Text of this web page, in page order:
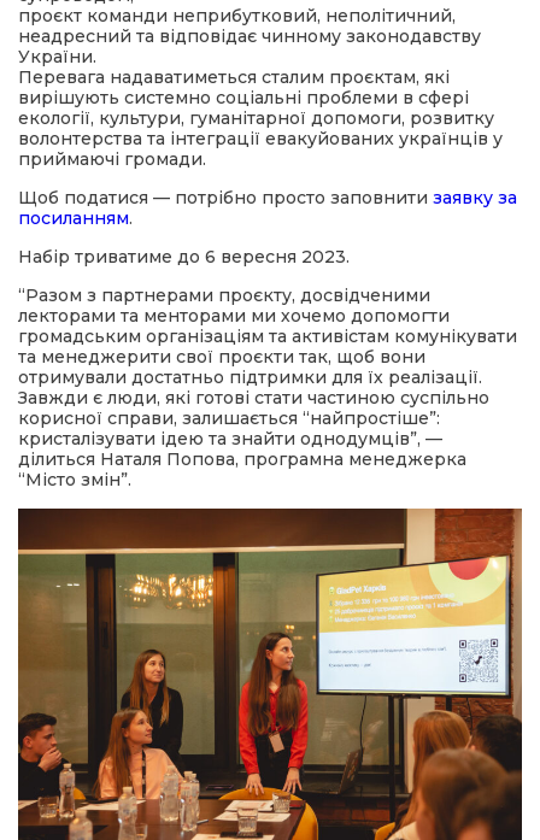
проєкт команди неприбутковий, неполітичний,
неадресний та відповідає чинному законодавству
України.
Перевага надаватиметься сталим проєктам, які
вирішують системно соціальні проблеми в сфері
екології, культури, гуманітарної допомоги, розвитку
волонтерства та інтеграції евакуйованих українців у
приймаючі громади.
Щоб податися — потрібно просто заповнити заявку за
посиланням.
Набір триватиме до 6 вересня 2023.
“Разом з партнерами проєкту, досвідченими
лекторами та менторами ми хочемо допомогти
громадським організаціям та активістам комунікувати
та менеджерити свої проєкти так, щоб вони
отримували достатньо підтримки для їх реалізації.
Завжди є люди, які готові стати частиною суспільно
корисної справи, залишається “найпростіше”:
кристалізувати ідею та знайти однодумців”, —
ділиться Наталя Попова, програмна менеджерка
“Місто змін”.